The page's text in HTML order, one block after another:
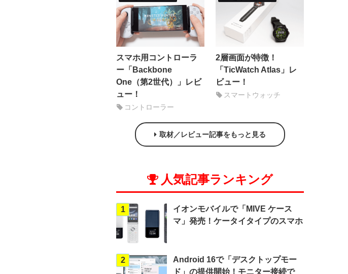
スマホ用コントローラ
ー「Backbone
One（第2世代）」レビ
ュー！
コントローラー
2層画面が特徴！
「TicWatch Atlas」レ
ビュー！
スマートウォッチ
取材／レビュー記事をもっと見る
人気記事ランキング
1
イオンモバイルで「MIVE ケース
マ」発売！ケータイタイプのスマホ
2
Android 16で「デスクトップモー
ド」の提供開始！モニター接続で